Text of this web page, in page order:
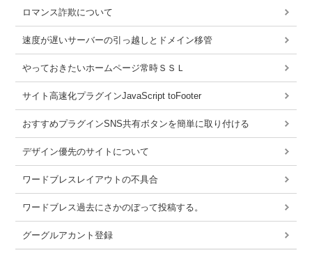
ロマンス詐欺について
速度が遅いサーバーの引っ越しとドメイン移管
やっておきたいホームページ常時ＳＳＬ
サイト高速化プラグインJavaScript toFooter
おすすめプラグインSNS共有ボタンを簡単に取り付ける
デザイン優先のサイトについて
ワードブレスレイアウトの不具合
ワードブレス過去にさかのぼって投稿する。
グーグルアカント登録